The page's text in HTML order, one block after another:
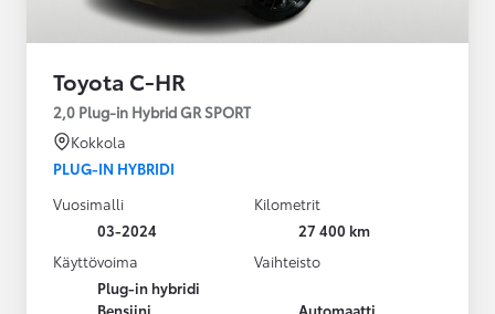
Toyota C-HR
2,0 Plug-in Hybrid GR SPORT
Kokkola
PLUG-IN HYBRIDI
Vuosimalli
03-2024
Kilometrit
27 400 km
Käyttövoima
Plug-in hybridi
Bensiini
Vaihteisto
Automaatti